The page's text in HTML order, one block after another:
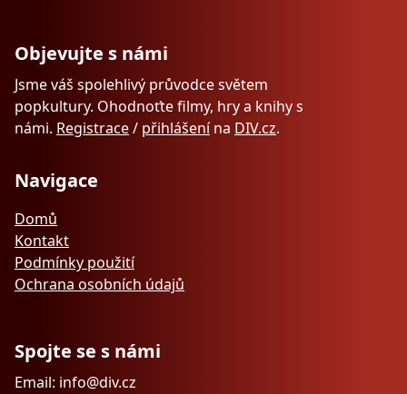
Objevujte s námi
Jsme váš spolehlivý průvodce světem
popkultury. Ohodnoťte filmy, hry a knihy s
námi. Registrace/ přihlášenína DIV.cz.
Navigace
Domů
Kontakt
Podmínky použití
Ochrana osobních údajů
Spojte se s námi
Email: info@div.cz